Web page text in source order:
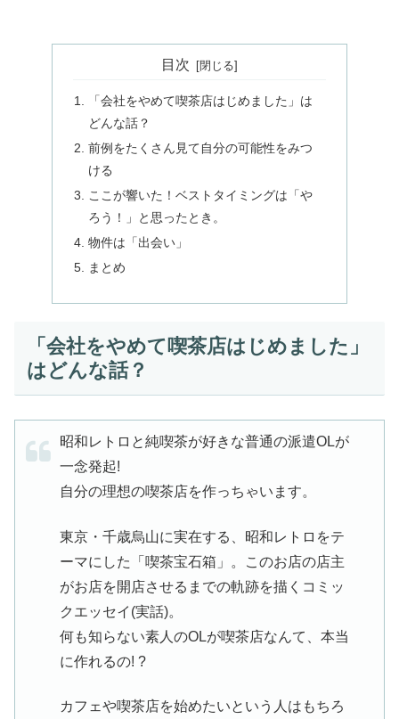
目次
「会社をやめて喫茶店はじめました」は
どんな話？
前例をたくさん見て自分の可能性をみつ
ける
ここが響いた！ベストタイミングは「や
ろう！」と思ったとき。
物件は「出会い」
まとめ
「会社をやめて喫茶店はじめました」
はどんな話？
昭和レトロと純喫茶が好きな普通の派遣OLが
一念発起!
自分の理想の喫茶店を作っちゃいます。
東京・千歳烏山に実在する、昭和レトロをテ
ーマにした「喫茶宝石箱」。このお店の店主
がお店を開店させるまでの軌跡を描くコミッ
クエッセイ(実話)。
何も知らない素人のOLが喫茶店なんて、本当
に作れるの! ?
カフェや喫茶店を始めたいという人はもちろ